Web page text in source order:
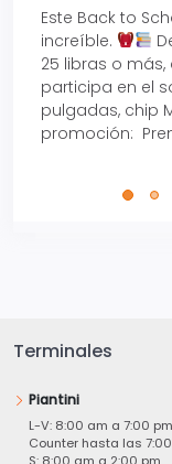
Este Back to
increíble.
25 libras o
participa en el
pulgadas, chip
promoción:
Terminales
Piantini
L-V: 8:00 am a 7:00 pm
Counter hasta las
S: 8:00 am a 2:00 pm